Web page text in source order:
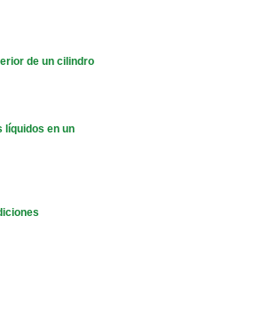
de un cilindro
líquidos en un